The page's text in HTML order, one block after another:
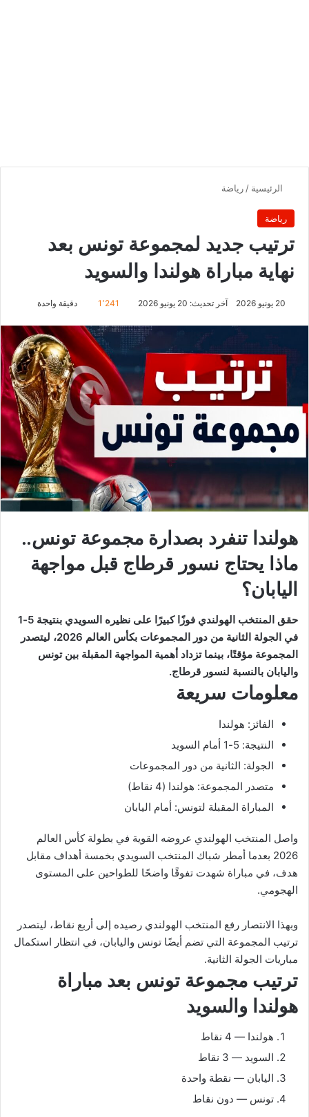
الرئيسية / رياضة
رياضة
ترتيب جديد لمجموعة تونس بعد
نهاية مباراة هولندا والسويد
20 يونيو 2026 آخر تحديث: 20 يونيو 2026 1٬241 دقيقة واحدة
هولندا تنفرد بصدارة مجموعة تونس..
ماذا يحتاج نسور قرطاج قبل مواجهة
اليابان؟
حقق المنتخب الهولندي فوزًا كبيرًا على نظيره السويدي بنتيجة 5-1
في الجولة الثانية من دور المجموعات بكأس العالم 2026، ليتصدر
المجموعة مؤقتًا، بينما تزداد أهمية المواجهة المقبلة بين تونس
واليابان بالنسبة لنسور قرطاج.
معلومات سريعة
الفائز: هولندا
النتيجة: 5-1 أمام السويد
الجولة: الثانية من دور المجموعات
متصدر المجموعة: هولندا (4 نقاط)
المباراة المقبلة لتونس: أمام اليابان
واصل المنتخب الهولندي عروضه القوية في بطولة كأس العالم
2026 بعدما أمطر شباك المنتخب السويدي بخمسة أهداف مقابل
هدف، في مباراة شهدت تفوقًا واضحًا للطواحين على المستوى
الهجومي.
وبهذا الانتصار رفع المنتخب الهولندي رصيده إلى أربع نقاط، ليتصدر
ترتيب المجموعة التي تضم أيضًا تونس واليابان، في انتظار استكمال
مباريات الجولة الثانية.
ترتيب مجموعة تونس بعد مباراة
هولندا والسويد
هولندا — 4 نقاط
السويد — 3 نقاط
اليابان — نقطة واحدة
تونس — دون نقاط